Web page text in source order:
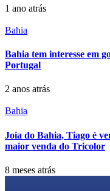
1 ano atrás
Bahia
Bahia tem interesse em
Portugal
2 anos atrás
Bahia
Joia do Bahia, Tiago é
maior venda do Tricolor
8 meses atrás